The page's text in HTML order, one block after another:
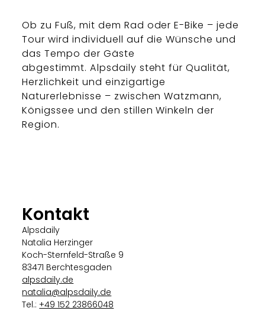
Ob zu Fuß, mit dem Rad oder E-Bike – jede
Tour wird individuell auf die Wünsche und
das Tempo der Gäste
abgestimmt. Alpsdaily steht für Qualität,
Herzlichkeit und einzigartige
Naturerlebnisse – zwischen Watzmann,
Königssee und den stillen Winkeln der
Region.
Kontakt
Alpsdaily
Natalia Herzinger
Koch-Sternfeld-Straße 9
83471 Berchtesgaden
alpsdaily.de
natalia@alpsdaily.de
Tel.:+49 152 23866048